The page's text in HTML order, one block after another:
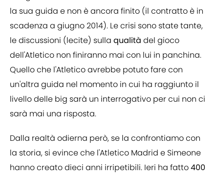
la sua guida e non è ancora finito (il contratto è in
scadenza a giugno 2014). Le crisi sono state tante,
le discussioni (lecite) sulla qualità del gioco
dell'Atletico non finiranno mai con lui in panchina.
Quello che l'Atletico avrebbe potuto fare con
un'altra guida nel momento in cui ha raggiunto il
livello delle big sarà un interrogativo per cui non ci
sarà mai una risposta.
Dalla realtà odierna però, se la confrontiamo con
la storia, si evince che l'Atletico Madrid e Simeone
hanno creato dieci anni irripetibili. Ieri ha fatto400